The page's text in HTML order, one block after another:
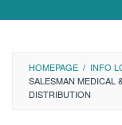
HOMEPAGE / INFO
SALESMAN MEDICAL
DISTRIBUTION